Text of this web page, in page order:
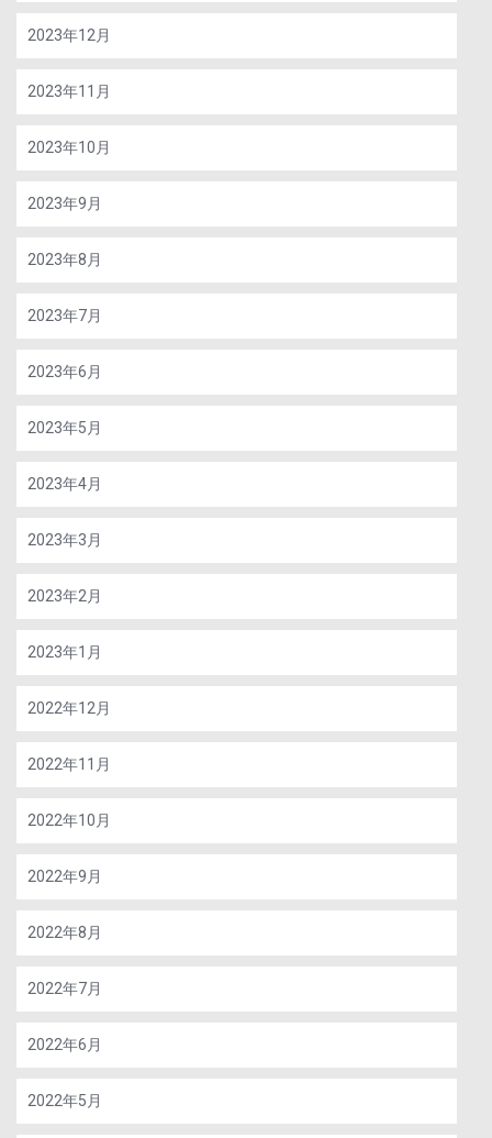
2023年12月
2023年11月
2023年10月
2023年9月
2023年8月
2023年7月
2023年6月
2023年5月
2023年4月
2023年3月
2023年2月
2023年1月
2022年12月
2022年11月
2022年10月
2022年9月
2022年8月
2022年7月
2022年6月
2022年5月